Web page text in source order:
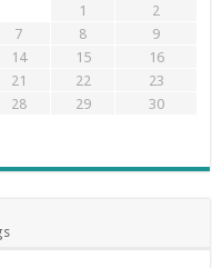
1
2
7 8
9
14 15
16
21 22
23
28 29
30